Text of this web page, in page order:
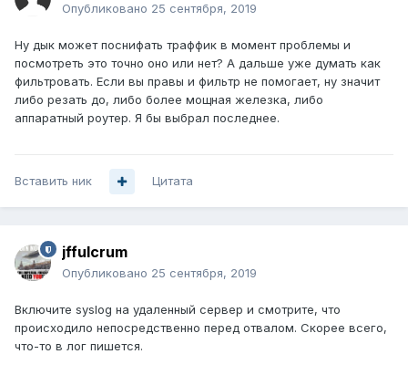
Опубликовано 25 сентября, 2019
Ну дык может поснифать траффик в момент проблемы и
посмотреть это точно оно или нет? А дальше уже думать как
фильтровать. Если вы правы и фильтр не помогает, ну значит
либо резать до, либо более мощная железка, либо
аппаратный роутер. Я бы выбрал последнее.
Вставить ник Цитата
jffulcrum
Опубликовано 25 сентября, 2019
Включите syslog на удаленный сервер и смотрите, что
происходило непосредственно перед отвалом. Скорее всего,
что-то в лог пишется.